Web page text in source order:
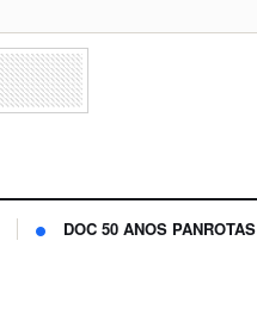
DOC 50 ANOS PANROTAS